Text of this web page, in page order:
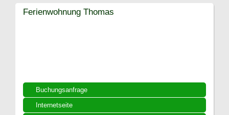
Buchungsanfrage
Internetseite
Ferienwohnung Thomas